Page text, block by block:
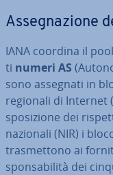
As­se­gna­zio­ne
IANA coordina il
ti numeri AS
sono assegnati in
regionali di Internet
spo­si­zio­ne dei
nazionali (NIR) i
tra­smet­to­no ai
spon­sa­bi­li­tà dei